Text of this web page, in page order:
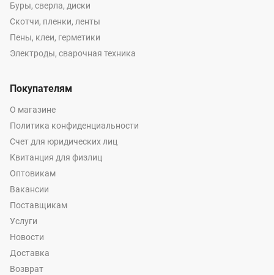
Буры, сверла, диски
Скотчи, пленки, ленты
Пены, клеи, герметики
Электроды, сварочная техника
Покупателям
О магазине
Политика конфиденциальности
Счет для юридических лиц
Квитанция для физлиц
Оптовикам
Вакансии
Поставщикам
Услуги
Новости
Доставка
Возврат